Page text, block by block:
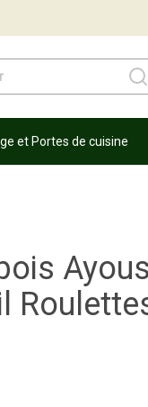
et Portes de cuisine